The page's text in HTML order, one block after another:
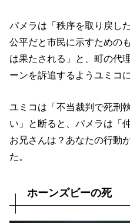
パメラは「秩序を取り戻し
公平だと市民に示すための
は果たされる」と、町の代
ーンを訴追するようユミコ
ユミコは「不当裁判で死刑
い」と断ると、パメラは「
お兄さんは？あなたの行動
た。
ホーンズビーの死